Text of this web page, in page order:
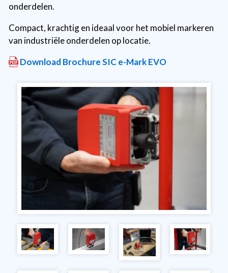
onderdelen.
Compact, krachtig en ideaal voor het mobiel markeren
van industriële onderdelen op locatie.
Download Brochure SIC e-Mark EVO